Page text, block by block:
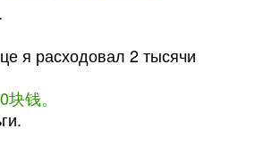
я расходовал 2 тысячи
钱。